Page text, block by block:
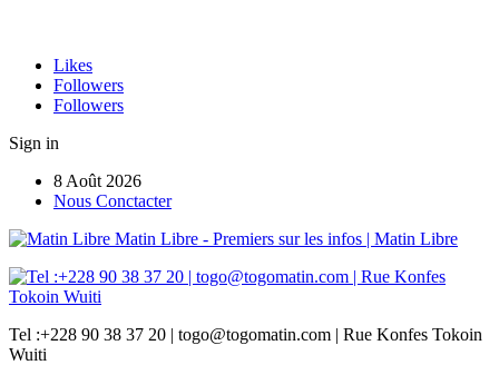
Likes
Followers
Followers
Sign in
8 Août 2026
Nous Conctacter
Matin Libre - Premiers sur les infos | Matin Libre
Tel :+228 90 38 37 20 | togo@togomatin.com | Rue Konfes Tokoin
Wuiti